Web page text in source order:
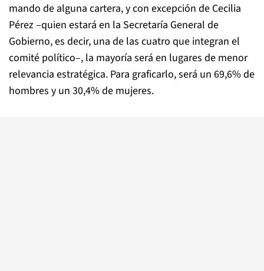
mando de alguna cartera, y con excepción de Cecilia
Pérez –quien estará en la Secretaría General de
Gobierno, es decir, una de las cuatro que integran el
comité político–, la mayoría será en lugares de menor
relevancia estratégica. Para graficarlo, será un 69,6% de
hombres y un 30,4% de mujeres.